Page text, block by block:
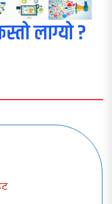
लाग्यो ?